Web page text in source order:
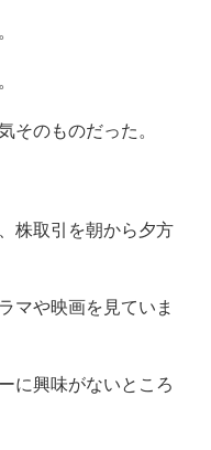
そのものだった。
株取引を朝から夕方
マや映画を見ていま
に興味がないところ